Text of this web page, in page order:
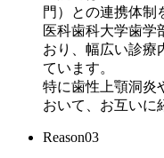
門）との連携体制
医科歯科大学歯学
おり、幅広い診療
ています。
特に歯性上顎洞炎
おいて、お互いに
Reason03